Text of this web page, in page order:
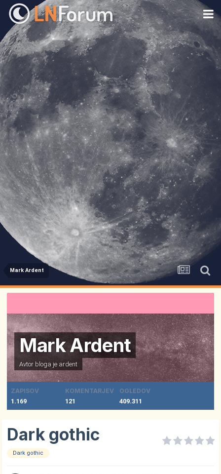
Mark Ardent
Mark Ardent
Avtor bloga je ardent
ZAPISOV
1.169
KOMENTARJEV
121
OGLEDOV
409.311
Dark gothic
Dark gothic